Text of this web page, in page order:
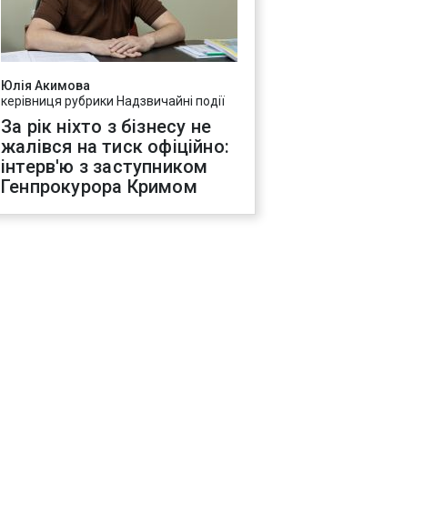
Юлія Акимова
керівниця рубрики Надзвичайні події
За рік ніхто з бізнесу не
жалівся на тиск офіційно:
інтерв'ю з заступником
Генпрокурора Кримом